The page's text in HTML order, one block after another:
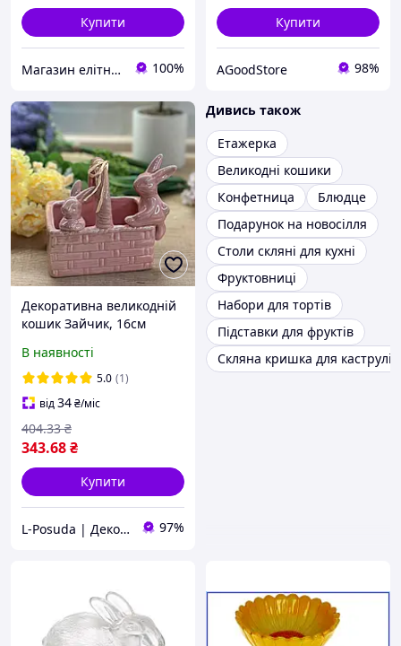
Купити
Магазин елітної парфумерії та косметики "Престиж" 100%
Купити
AGoodStore 98%
Декоративна великодній
кошик Зайчик, 16см
В наявності
5.0 (1)
від34₴/міс
343.68₴
404.33 ₴
Купити
L-Posuda | Декор та посуда для вашего дома 97%
Дивись також
Етажерка
Великодні кошики
Конфетница
Блюдце
Подарунок на новосілля
Столи скляні для кухні
Фруктовниці
Набори для тортів
Підставки для фруктів
Скляна кришка для каструлі